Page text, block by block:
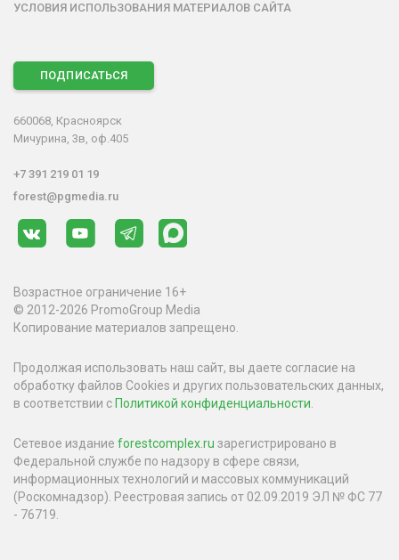
УСЛОВИЯ ИСПОЛЬЗОВАНИЯ МАТЕРИАЛОВ САЙТА
ПОДПИСАТЬСЯ
660068, Красноярск
Мичурина, 3в, оф.405
+7 391 219 01 19
forest@pgmedia.ru
Возрастное ограничение 16+
© 2012-2026 PromoGroup Media
Копирование материалов запрещено.
Продолжая использовать наш сайт, вы даете согласие на
обработку файлов Cookies и других пользовательских данных,
в соответствии с Политикой конфиденциальности.
Сетевое издание forestcomplex.ru зарегистрировано в
Федеральной службе по надзору в сфере связи,
информационных технологий и массовых коммуникаций
(Роскомнадзор). Реестровая запись от 02.09.2019 ЭЛ № ФС 77
- 76719.